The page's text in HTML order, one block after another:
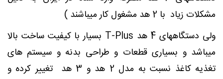
مشکلات زیاد با 2 هد مشغول کار میباشند )
ولی دستگاههای 4 هد T-Plus بسیار با کیفیت ساخت بالا
میباشد و بسیاری قطعات و طراحی بدنه و سیستم های
تغذیه کاغذ نسبت به مدل 2 هد و 3 هد تغییر کرده و